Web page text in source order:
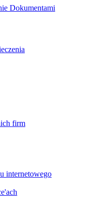
Dokumentami
firm
internetowego